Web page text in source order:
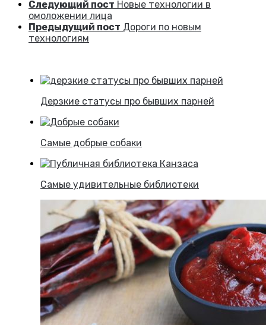
Следующий пост Новые технологии в
омоложении лица
Предыдущий пост Дороги по новым
технологиям
Дерзкие статусы про бывших парней
Самые добрые собаки
Самые удивительные библиотеки